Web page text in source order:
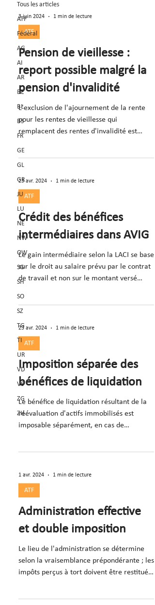
Tous les articles
ATF
Fédéral
AG
AI
AR
BE
BL
BS
FR
GE
GL
GR
JU
LU
NE
NW
OW
SG
SH
SO
SZ
TG
TI
UR
VD
VS
ZG
ZH
3 juin 2024 1 min de lecture
ATF
Pension de vieillesse :
report possible malgré la
pension d'invalidité
L'exclusion de l'ajournement de la rente
pour les rentes de vieillesse qui
remplacent des rentes d'invalidité est
25 avr. 2024 1 min de lecture
ATF
Crédit des bénéfices
intermédiaires dans AVIG
Le gain intermédiaire selon la LACI se base
sur le droit au salaire prévu par le contrat
de travail et non sur le montant versé
23 avr. 2024 1 min de lecture
ATF
Imposition séparée des
bénéfices de liquidation
Le bénéfice de liquidation résultant de la
réévaluation d'actifs immobilisés est
imposable séparément, en cas de
1 avr. 2024 1 min de lecture
ATF
Administration effective
et double imposition
Le lieu de l'administration se détermine
selon la vraisemblance prépondérante ; les
impôts perçus à tort doivent être restitués